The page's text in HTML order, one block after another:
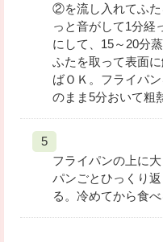
②を流し入れてふた
っと音がして1分経
にして、15～20分
ふたを取って表面
ばＯＫ。フライパ
のまま5分おいて粗
フライパンの上に
パンごとひっくり
る。冷めてから食